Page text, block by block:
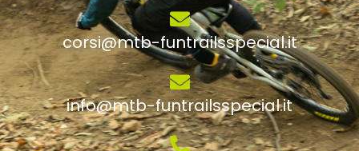
corsi@mtb-funtrailsspecial.it
info@mtb-funtrailsspecial.it